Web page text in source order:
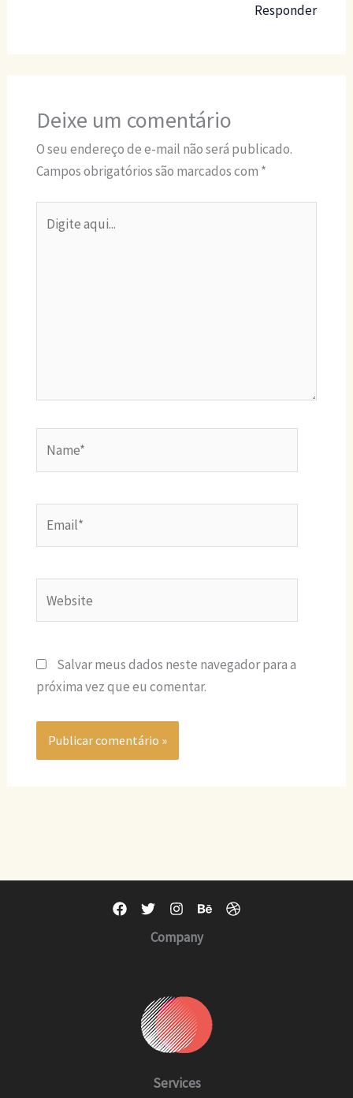
Responder
Deixe um comentário
O seu endereço de e-mail não será publicado.
Campos obrigatórios são marcados com *
aqui...
Salvar meus dados neste navegador para a
próxima vez que eu comentar.
Company
Services